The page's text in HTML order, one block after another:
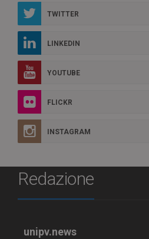
TWITTER
LINKEDIN
YOUTUBE
FLICKR
INSTAGRAM
Redazione
unipv.news